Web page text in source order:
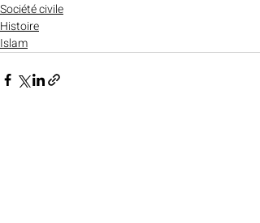
Société civile
Histoire
Islam